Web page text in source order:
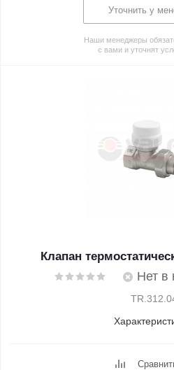
Уточнить у
Наши менеджеры
с вами и уточнят
Клапан
Нет в